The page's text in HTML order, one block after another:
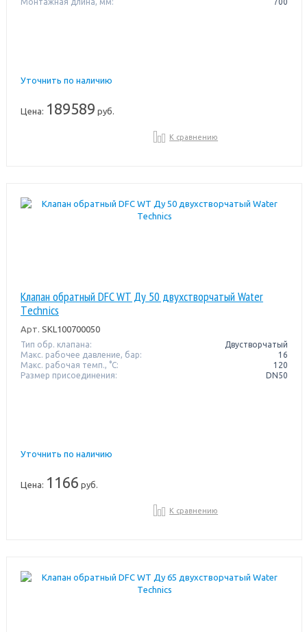
Уточнить по наличию
Цена: 189589 руб.
К сравнению
Клапан обратный DFC WT Ду 50 двухстворчатый Water
Тechnics
Арт. SKL100700050
Тип обр. клапана:
Двустворчатый
Макс. рабочее давление, бар:
16
Макс. рабочая темп., °С:
120
Размер присоединения:
DN50
Уточнить по наличию
Цена: 1166 руб.
К сравнению